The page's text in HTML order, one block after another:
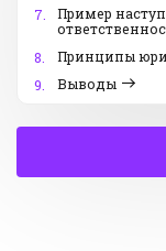
7.
Пример
8.
Принципы
9.
Выводы